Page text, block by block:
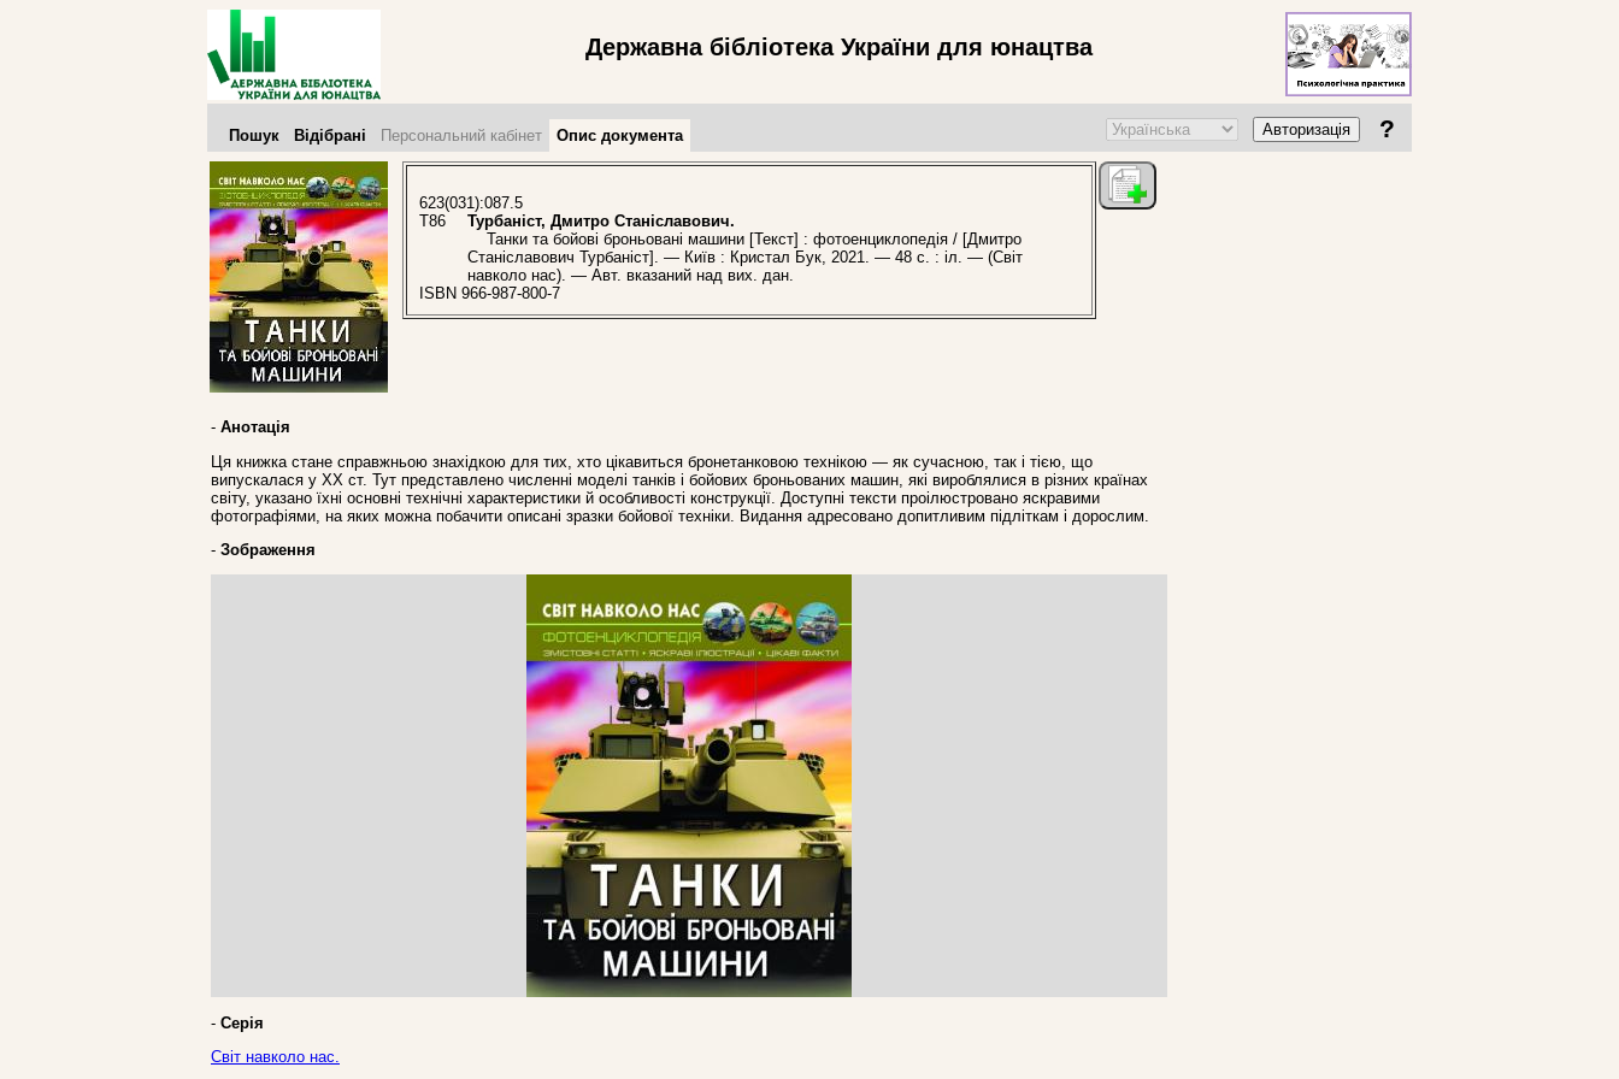
Державна бібліотека України для юнацтва
Пошук Відібрані Персональний кабінет Опис документа Авторизація ?
623(031):087.5
Т86
Турбаніст, Дмитро Станіславович.
Танки та бойові броньовані машини [Текст] : фотоенциклопедія / [Дмитро
Станіславович Турбаніст]. — Київ : Кристал Бук, 2021. — 48 с. : іл. — (Світ
навколо нас). — Авт. вказаний над вих. дан.
ISBN 966-987-800-7
- Анотація
Ця книжка стане справжньою знахідкою для тих, хто цікавиться бронетанковою технікою — як сучасною, так і тією, що
випускалася у ХХ ст. Тут представлено численні моделі танків і бойових броньованих машин, які вироблялися в різних країнах
світу, указано їхні основні технічні характеристики й особливості конструкції. Доступні тексти проілюстровано яскравими
фотографіями, на яких можна побачити описані зразки бойової техніки. Видання адресовано допитливим підліткам і дорослим.
- Зображення
- Серія
Світ навколо нас.